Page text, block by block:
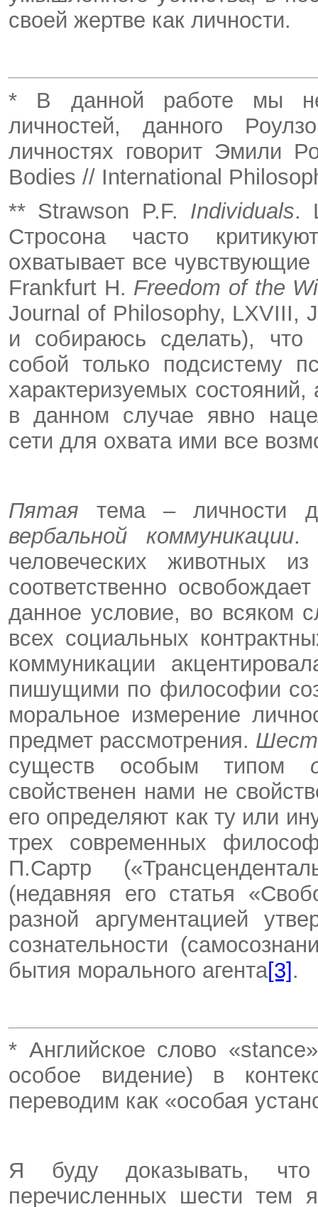
своей жертве как личности.
* В данной работе мы не
личностей, данного
личностях говорит Эмили
Bodies // International
** Strawson P.F. Individuals.
Стросона часто
охватывает все
Frankfurt H. Freedom of the
Journal of Philosophy, LXVIII,
и собираюсь сделать), что
собой только подсистему
характеризуемых
в данном случае явно
сети для охвата ими все
Пятаятема – личности
вербальной коммуникации.
человеческих животных
соответственно
данное условие, во всяком
всех социальных
коммуникации
пишущими по философии
моральное измерение
предмет рассмотрения.
существ особым типом
свойственен нами не
его определяют как ту или
трех современных
П.Сартр
(недавняя его статья
разной аргументацией
сознательности
бытия морального агента[3] .
* Английское слово
особое видение) в
переводим как «особая
Я буду доказывать, что
перечисленных шести тем